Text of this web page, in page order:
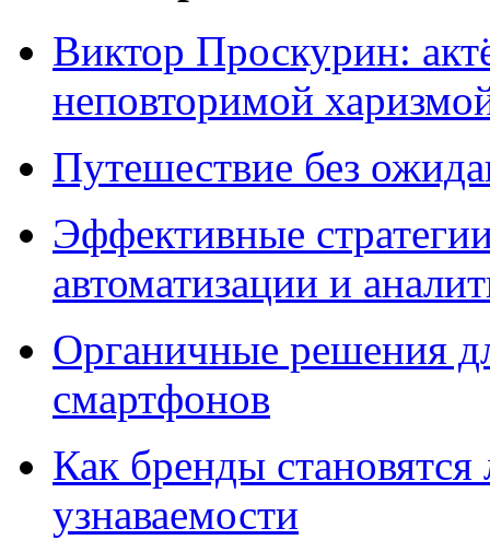
Виктор Проскурин:
неповторимой
Путешествие без
Эффективные
автоматизации и
Органичные решения
смартфонов
Как бренды
узнаваемости